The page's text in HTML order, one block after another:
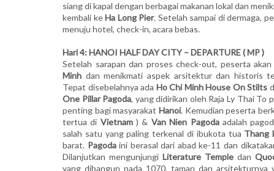
siang di kapal dengan berbagai makanan lokal dan
kembali keHa Long Pier. Setelah sampai di dermaga,
menuju hotel, check-in, acara bebas.
Hari 4: HANOI HALF DAY CITY – DEPARTURE ( MP )
Setelah sarapan dan proses check-out, peserta
Minh dan menikmati aspek arsitektur dan historis
Tepat disebelahnya ada Ho Chi Minh House On Stilts
One Pillar Pagoda, yang didirikan oleh Raja Ly Thai
penting bagi masyarakatHanoi. Kemudian peserta
tertua di Vietnam) & Van Nien Pagoda adalah
salah satu yang paling terkenal di ibukota tua Thang
barat. Pagodaini berasal dari abad ke-11 dan
Dilanjutkan mengunjungi Literature Templedan
yang dibangun pada 1070, taman dan arsitekturnya